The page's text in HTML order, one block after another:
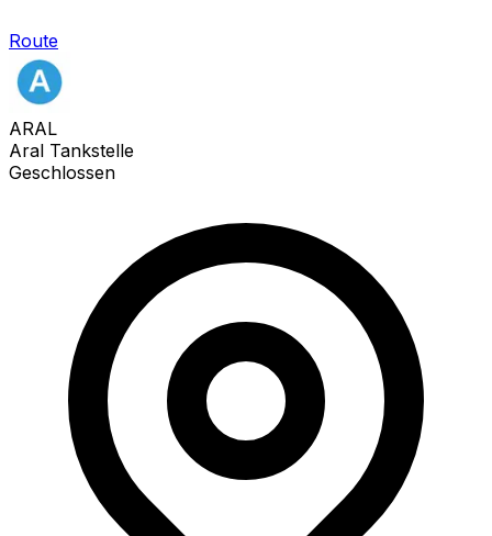
Route
ARAL
Aral Tankstelle
Geschlossen